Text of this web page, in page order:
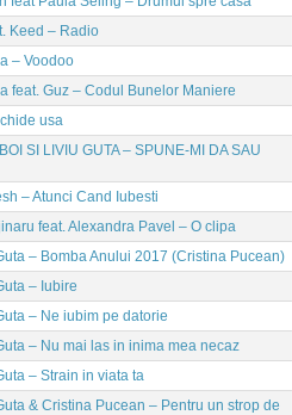
Keed – Radio
– Voodoo
feat. Guz – Codul Bunelor Maniere
usa
SI LIVIU GUTA – SPUNE-MI DA SAU
– Atunci Cand Iubesti
feat. Alexandra Pavel – O clipa
– Bomba Anului 2017 (Cristina Pucean)
– Iubire
– Ne iubim pe datorie
– Nu mai las in inima mea necaz
– Strain in viata ta
& Cristina Pucean – Pentru un strop de